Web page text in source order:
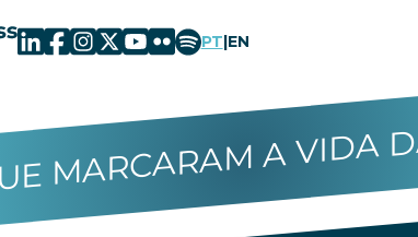
PT|EN
MARCARAM A VIDA